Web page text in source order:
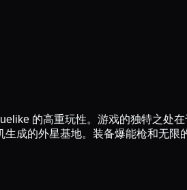
的高重玩性。游戏的独特之处在
成的外星基地。装备爆能枪和无限